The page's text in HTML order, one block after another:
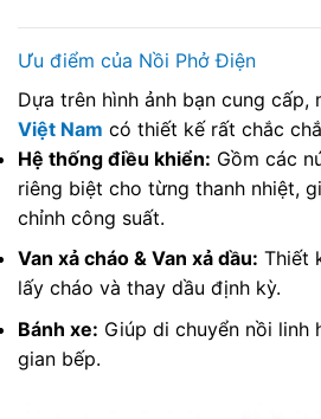
Ưu điểm của Nồi Phở Điện
Dựa trên hình ảnh bạn cung cấp,
Việt Nam có thiết kế rất chắc
Hệ thống điều khiển: Gồm các
riêng biệt cho từng thanh nhiệt,
chỉnh công suất.
Van xả cháo & Van xả dầu: Thiết
lấy cháo và thay dầu định kỳ.
Bánh xe: Giúp di chuyển nồi linh
gian bếp.